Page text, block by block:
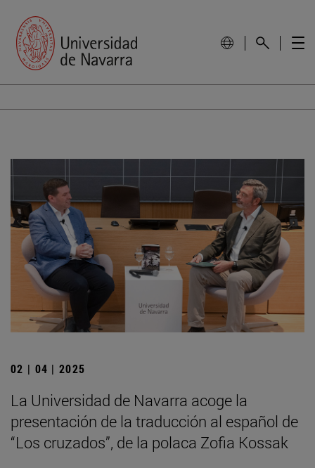
02 | 04 | 2025
La Universidad de Navarra acoge la
presentación de la traducción al español de
“Los cruzados”, de la polaca Zofia Kossak